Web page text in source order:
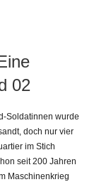
02
Soldatinnen wurde
doch nur vier
im Stich
seit 200 Jahren
Maschinenkrieg